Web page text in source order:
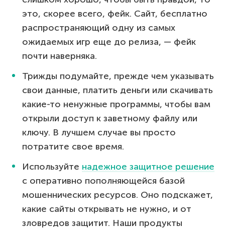
это, скорее всего, фейк. Сайт, бесплатно
распространяющий одну из самых
ожидаемых игр еще до релиза, — фейк
почти наверняка.
Трижды подумайте, прежде чем указывать
свои данные, платить деньги или скачивать
какие-то ненужные программы, чтобы вам
открыли доступ к заветному файлу или
ключу. В лучшем случае вы просто
потратите свое время.
Используйте надежное защитное решение
с оперативно пополняющейся базой
мошеннических ресурсов. Оно подскажет,
какие сайты открывать не нужно, и от
зловредов защитит. Наши продукты